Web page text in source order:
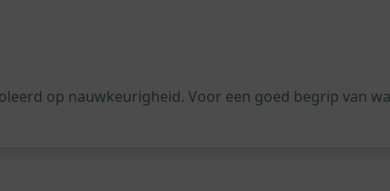
op nauwkeurigheid. Voor een goed begrip van